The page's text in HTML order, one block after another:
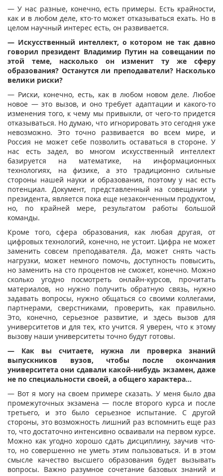
— У нас разные, конечно, есть примеры. Есть крайности,
как и в любом деле, кто-то может отказываться ехать. Но в
целом научный интерес есть, он развивается.
— Искусственный интеллект, о котором не так давно
говорил президент Владимир Путин на совещании по
этой теме, насколько он изменит ту же сферу
образования? Останутся ли преподаватели? Насколько
велики риски?
— Риски, конечно, есть, как в любом новом деле. Любое
новое — это вызов, и оно требует адаптации и какого-то
изменения того, к чему мы привыкли, от чего-то придется
отказываться. Но думаю, что игнорировать это сегодня уже
невозможно. Это точно развивается во всем мире, и
Россия не может себе позволить оставаться в стороне. У
нас есть задел, во многом искусственный интеллект
базируется на математике, на информационных
технологиях, на физике, а это традиционно сильные
стороны нашей науки и образования, поэтому у нас есть
потенциал. Документ, представленный на совещании у
президента, является пока еще незаконченным продуктом,
но, по крайней мере, результатом работы большой
команды.
Кроме того, сфера образования, как любая другая, от
цифровых технологий, конечно, не устоит. Цифра не может
заменить совсем преподавателя. Да, может снять часть
нагрузки, может немного помочь, доступность повысить,
но заменить на сто процентов не сможет, конечно. Можно
сколько угодно посмотреть онлайн-курсов, прочитать
материалов, но нужно получить обратную связь, нужно
задавать вопросы, нужно общаться со своими коллегами,
партнерами, сверстниками, проверить, как правильно.
Это, конечно, серьезное развитие, и здесь вызов для
университетов и для тех, кто учится. Я уверен, что к этому
вызову наши университеты точно будут готовы.
— Как вы считаете, нужна ли проверка знаний
выпускников вузов, чтобы после окончания
университета они сдавали какой-нибудь экзамен, даже
не по специальности своей, а общего характера...
— Вот я могу на своем примере сказать. У меня было два
промежуточных экзамена — после второго курса и после
третьего, и это было серьезное испытание. С другой
стороны, это возможность лишний раз вспомнить еще раз
то, что достаточно интенсивно осваивали на первом курсе.
Можно как угодно хорошо сдать дисциплину, заучив что-
то, но совершенно не уметь этим пользоваться. И в этом
смысле качество высшего образования будет вызывать
вопросы. Важно разумное сочетание базовых знаний и